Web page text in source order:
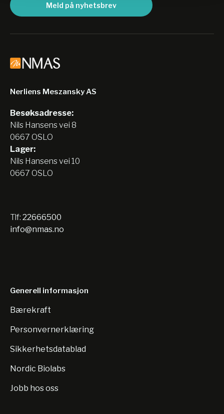
Meld på nyhetsbrev
Nerliens Meszansky AS
Besøksadresse:
Nils Hansens vei 8
0667 OSLO
Lager:
Nils Hansens vei 10
0667 OSLO
Tlf: 22666500
info@nmas.no
Generell informasjon
Bærekraft
Personvernerklæring
Sikkerhetsdatablad
Nordic Biolabs
Jobb hos oss